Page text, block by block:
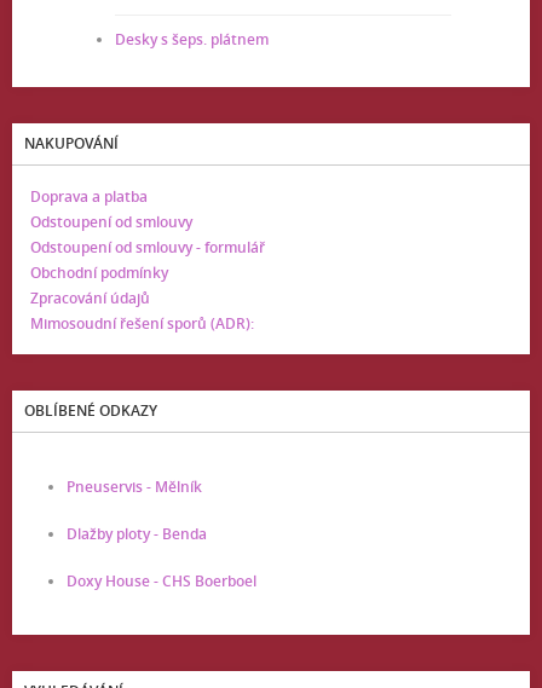
Desky s šeps. plátnem
NAKUPOVÁNÍ
Doprava a platba
Odstoupení od smlouvy
Odstoupení od smlouvy - formulář
Obchodní podmínky
Zpracování údajů
Mimosoudní řešení sporů (ADR):
OBLÍBENÉ ODKAZY
Pneuservis - Mělník
Dlažby ploty - Benda
Doxy House - CHS Boerboel